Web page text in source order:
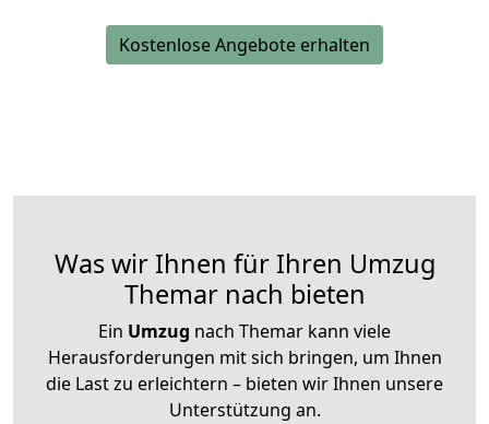
Kostenlose Angebote erhalten
Was wir Ihnen für Ihren Umzug
Themar nach bieten
Ein Umzug nach Themar kann viele
Herausforderungen mit sich bringen, um Ihnen
die Last zu erleichtern – bieten wir Ihnen unsere
Unterstützung an.